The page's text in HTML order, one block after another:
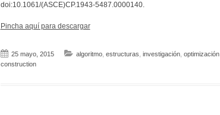
doi:10.1061/(ASCE)CP.1943-5487.0000140.
Pincha aquí para descargar
25 mayo, 2015 algoritmo, estructuras investigación, optimización
construction